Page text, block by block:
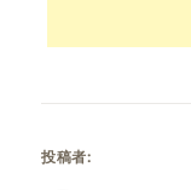
投稿者: